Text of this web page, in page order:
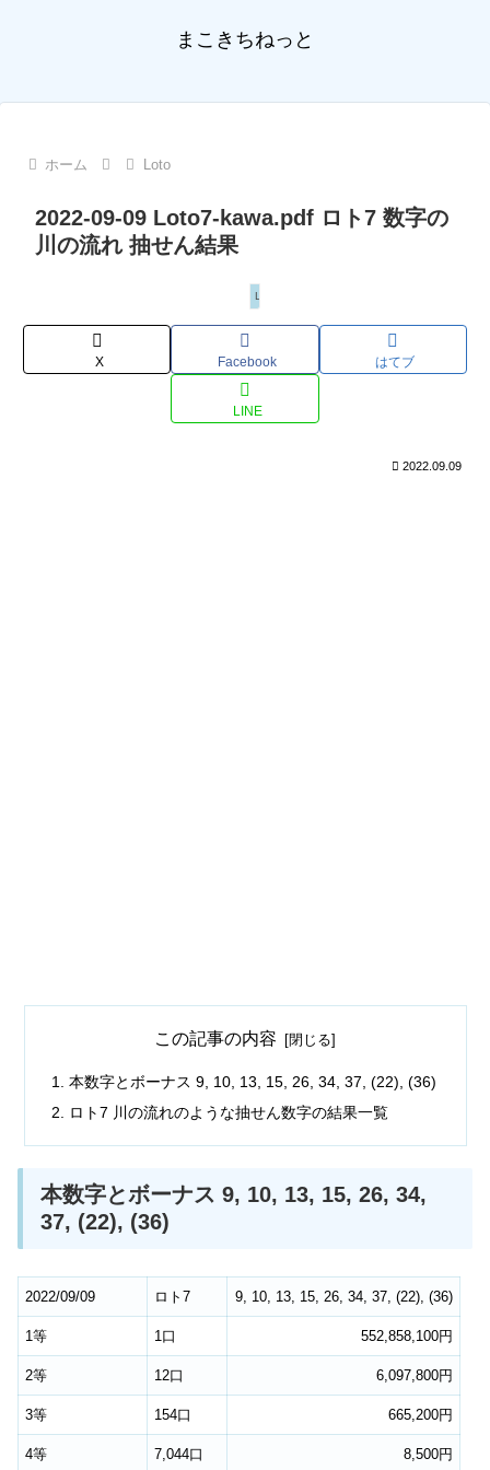
まこきちねっと
ホーム Loto
2022-09-09 Loto7-kawa.pdf ロト7 数字の
川の流れ 抽せん結果
Loto
X Facebook はてブ
LINE
2022.09.09
この記事の内容
本数字とボーナス 9, 10, 13, 15, 26, 34, 37, (22), (36)
ロト7 川の流れのような抽せん数字の結果一覧
本数字とボーナス 9, 10, 13, 15, 26, 34,
37, (22), (36)
2022/09/09 ロト7 9, 10, 13, 15, 26, 34, 37, (22), (36)
1等 1口 552,858,100円
2等 12口 6,097,800円
3等 154口 665,200円
4等 7,044口 8,500円